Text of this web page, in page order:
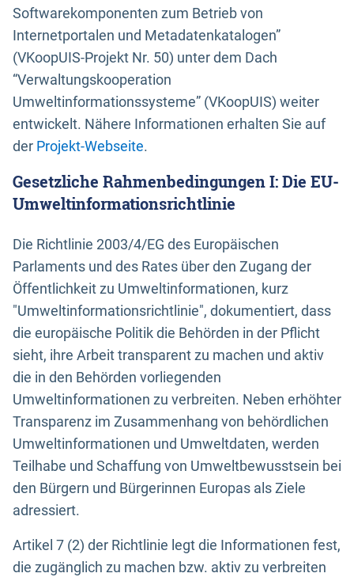
Softwarekomponenten zum Betrieb von
Internetportalen und Metadatenkatalogen”
(VKoopUIS-Projekt Nr. 50) unter dem Dach
“Verwaltungskooperation
Umweltinformationssysteme” (VKoopUIS) weiter
entwickelt. Nähere Informationen erhalten Sie auf
der Projekt-Webseite.
Gesetzliche Rahmenbedingungen I: Die EU-
Umweltinformationsrichtlinie
Die Richtlinie 2003/4/EG des Europäischen
Parlaments und des Rates über den Zugang der
Öffentlichkeit zu Umweltinformationen, kurz
"Umweltinformationsrichtlinie", dokumentiert, dass
die europäische Politik die Behörden in der Pflicht
sieht, ihre Arbeit transparent zu machen und aktiv
die in den Behörden vorliegenden
Umweltinformationen zu verbreiten. Neben erhöhter
Transparenz im Zusammenhang von behördlichen
Umweltinformationen und Umweltdaten, werden
Teilhabe und Schaffung von Umweltbewusstsein bei
den Bürgern und Bürgerinnen Europas als Ziele
adressiert.
Artikel 7 (2) der Richtlinie legt die Informationen fest,
die zugänglich zu machen bzw. aktiv zu verbreiten